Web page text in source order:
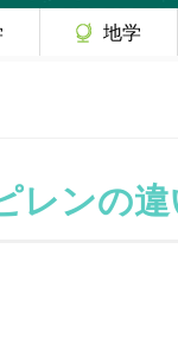
地学
レンの違